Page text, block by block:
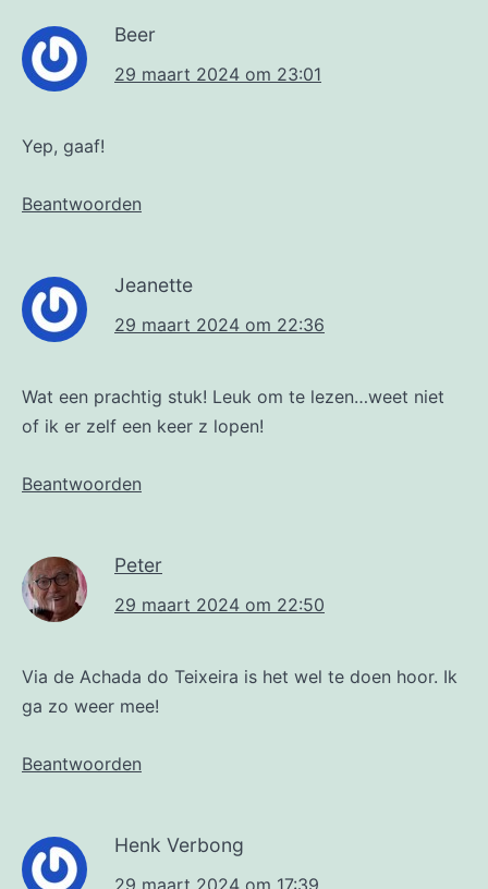
Beer
29 maart 2024 om 23:01
Yep, gaaf!
Beantwoorden
Jeanette
29 maart 2024 om 22:36
Wat een prachtig stuk! Leuk om te lezen…weet niet
of ik er zelf een keer z lopen!
Beantwoorden
Peter
29 maart 2024 om 22:50
Via de Achada do Teixeira is het wel te doen hoor. Ik
ga zo weer mee!
Beantwoorden
Henk Verbong
29 maart 2024 om 17:39